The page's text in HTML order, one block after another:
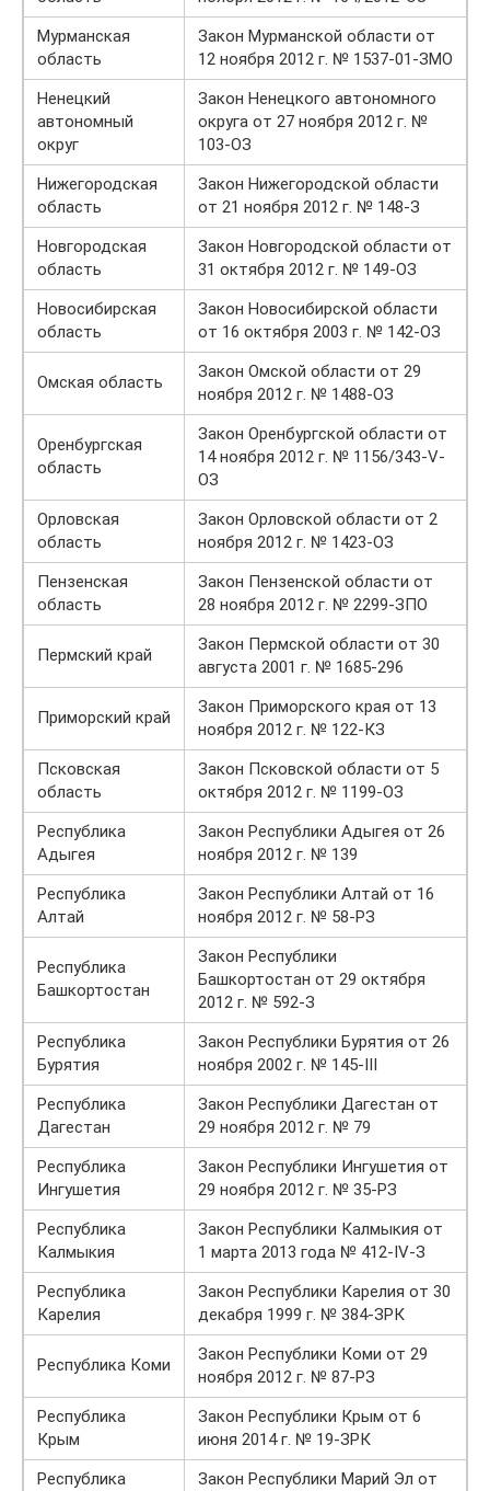
Мурманская
область
Закон Мурманской области от
12 ноября 2012 г. № 1537-01-ЗМО
Ненецкий
автономный
округ
Закон Ненецкого автономного
округа от 27 ноября 2012 г. №
103-ОЗ
Нижегородская
область
Закон Нижегородской области
от 21 ноября 2012 г. № 148-З
Новгородская
область
Закон Новгородской области от
31 октября 2012 г. № 149-ОЗ
Новосибирская
область
Закон Новосибирской области
от 16 октября 2003 г. № 142-ОЗ
Омская область
Закон Омской области от 29
ноября 2012 г. № 1488-ОЗ
Оренбургская
область
Закон Оренбургской области от
14 ноября 2012 г. № 1156/343-V-
ОЗ
Орловская
область
Закон Орловской области от 2
ноября 2012 г. № 1423-ОЗ
Пензенская
область
Закон Пензенской области от
28 ноября 2012 г. № 2299-ЗПО
Пермский край
Закон Пермской области от 30
августа 2001 г. № 1685-296
Приморский край
Закон Приморского края от 13
ноября 2012 г. № 122-КЗ
Псковская
область
Закон Псковской области от 5
октября 2012 г. № 1199-ОЗ
Республика
Адыгея
Закон Республики Адыгея от 26
ноября 2012 г. № 139
Республика
Алтай
Закон Республики Алтай от 16
ноября 2012 г. № 58-РЗ
Республика
Башкортостан
Закон Республики
Башкортостан от 29 октября
2012 г. № 592-З
Республика
Бурятия
Закон Республики Бурятия от 26
ноября 2002 г. № 145-III
Республика
Дагестан
Закон Республики Дагестан от
29 ноября 2012 г. № 79
Республика
Ингушетия
Закон Республики Ингушетия от
29 ноября 2012 г. № 35-РЗ
Республика
Калмыкия
Закон Республики Калмыкия от
1 марта 2013 года № 412-IV-З
Республика
Карелия
Закон Республики Карелия от 30
декабря 1999 г. № 384-ЗРК
Республика Коми
Закон Республики Коми от 29
ноября 2012 г. № 87-РЗ
Республика
Крым
Закон Республики Крым от 6
июня 2014 г. № 19-ЗРК
Республика
Закон Республики Марий Эл от